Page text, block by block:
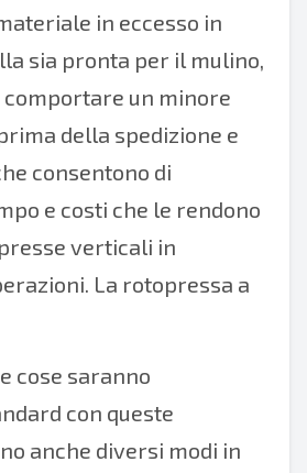
in eccesso in
sia pronta per il mulino,
un minore
della spedizione e
consentono di
e costi che le rendono
verticali in
La rotopressa a
cose saranno
con queste
anche diversi modi in